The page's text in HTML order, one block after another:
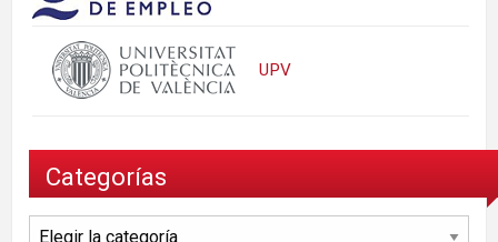
UPV
Categorías
Categorías